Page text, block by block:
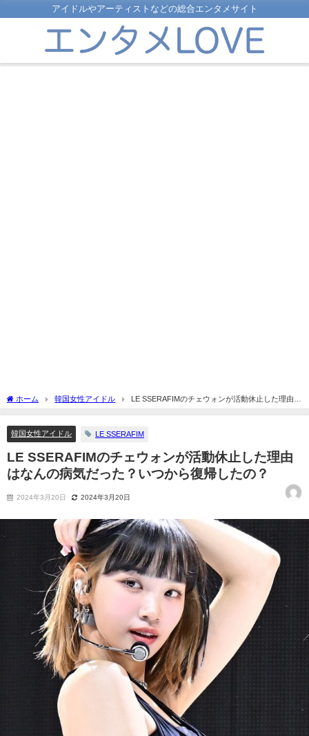
アイドルやアーティストなどの総合エンタメサイト
ホーム 韓国女性アイドル
LE SSERAFIMのチェウォンが活動休止した理由は
なんの病気だった？いつから復帰したの？
韓国女性アイドル LE SSERAFIM
LE SSERAFIMのチェウォンが活動休止した理由
はなんの病気だった？いつから復帰したの？
2024年3月20日 2024年3月20日